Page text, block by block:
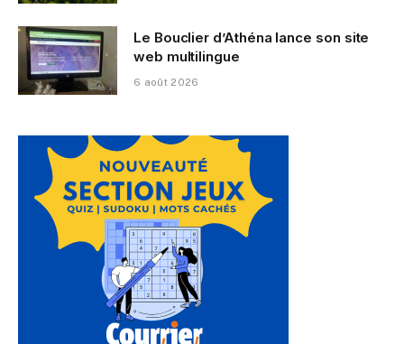
Le Bouclier d’Athéna lance son site
web multilingue
6 août 2026